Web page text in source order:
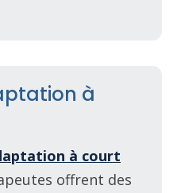
à
à court
offrent des